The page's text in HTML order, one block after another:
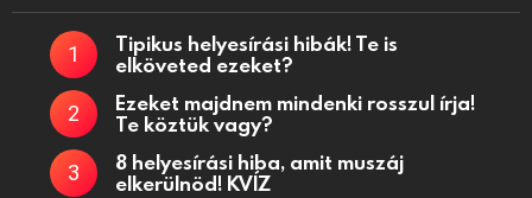
Tipikus helyesírási hibák! Te is
elköveted ezeket?
Ezeket majdnem mindenki rosszul írja!
Te köztük vagy?
8 helyesírási hiba, amit muszáj
elkerülnöd! KVÍZ